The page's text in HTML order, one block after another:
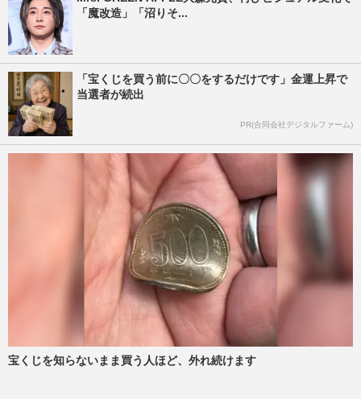
「魔改造」「沼りそ...
「宝くじを買う前に〇〇をするだけです」金運上昇で
当選者が続出
PR(合同会社デジタルファーム)
宝くじを知らないまま買う人ほど、外れ続けます